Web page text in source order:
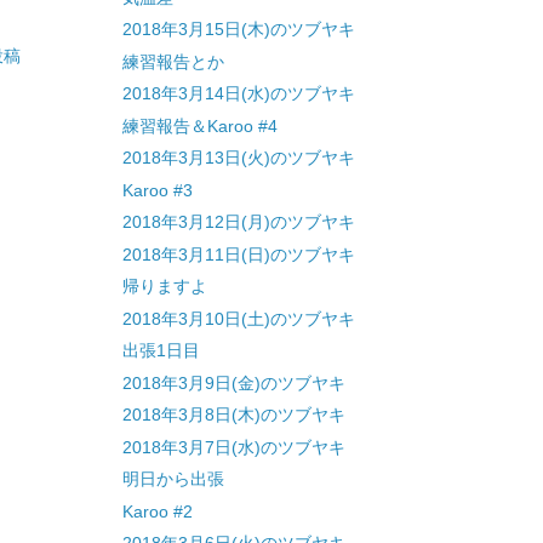
稿
2018年3月15日(木)のツブヤキ
練習報告とか
2018年3月14日(水)のツブヤキ
練習報告＆Karoo #4
2018年3月13日(火)のツブヤキ
Karoo #3
2018年3月12日(月)のツブヤキ
2018年3月11日(日)のツブヤキ
帰りますよ
2018年3月10日(土)のツブヤキ
出張1日目
2018年3月9日(金)のツブヤキ
2018年3月8日(木)のツブヤキ
2018年3月7日(水)のツブヤキ
明日から出張
Karoo #2